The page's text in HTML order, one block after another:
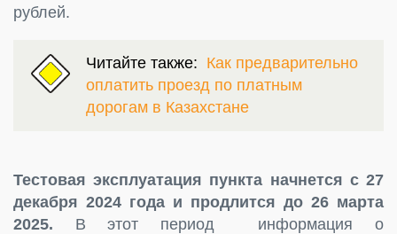
рублей.
Читайте также: Как предварительно
оплатить проезд по платным
дорогам в Казахстане
Тестовая эксплуатация пункта начнется с 27
декабря 2024 года и продлится до 26 марта
2025. В этот период информация о